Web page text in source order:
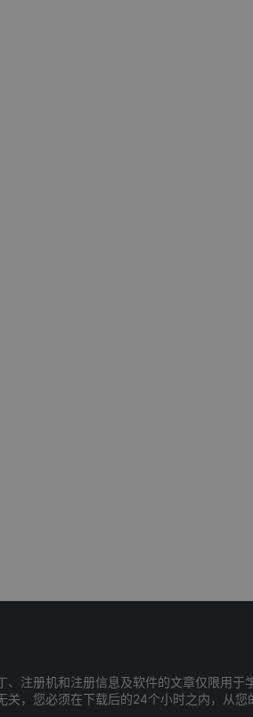
注册机和注册信息及软件的文章仅限用
，您必须在下载后的24个小时之内，从